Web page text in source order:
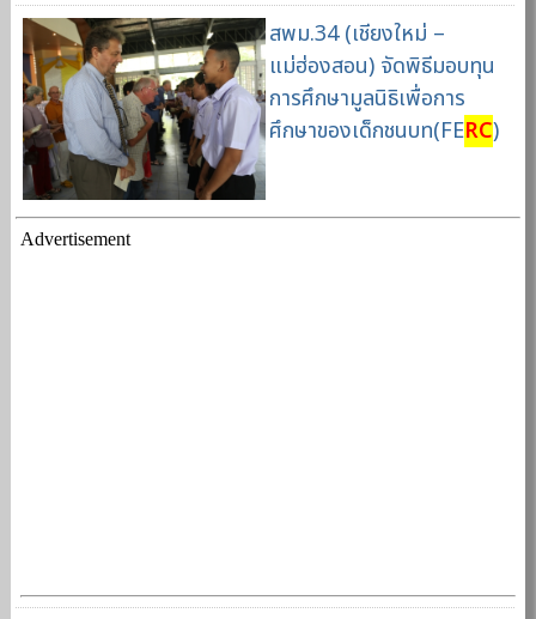
สพม.34 (เชียงใหม่ –
แม่ฮ่องสอน) จัดพิธีมอบทุน
การศึกษามูลนิธิเพื่อการ
ศึกษาของเด็กชนบท(FERC)
Advertisement